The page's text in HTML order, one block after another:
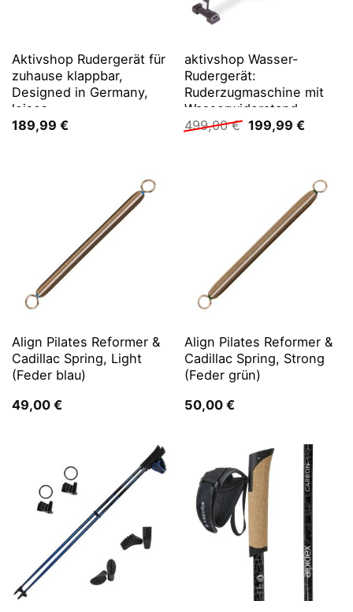
Aktivshop Rudergerät für
zuhause klappbar,
Designed in Germany,
leises
Magnetbremssystem, 16
189,99 €
aktivshop Wasser-
Rudergerät:
Ruderzugmaschine mit
Wasserwiderstand,
Rower für zuhause
499,00€ Ursprünglicher
Preis
199,99 €
Align Pilates Reformer &
Cadillac Spring, Light
(Feder blau)
49,00 €
Align Pilates Reformer &
Cadillac Spring, Strong
(Feder grün)
50,00 €